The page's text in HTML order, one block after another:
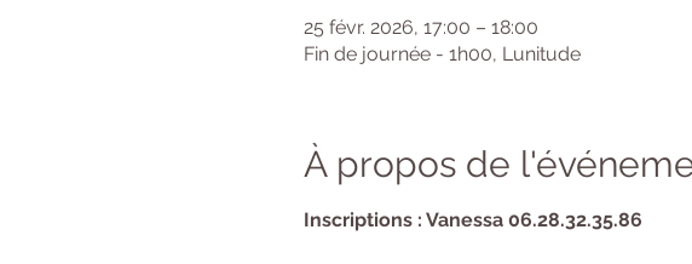
25 févr. 2026, 17:00 – 18:00
Fin de journée - 1h00, Lunitude
À propos de
Inscriptions : Vanessa 06.28.32.35.86